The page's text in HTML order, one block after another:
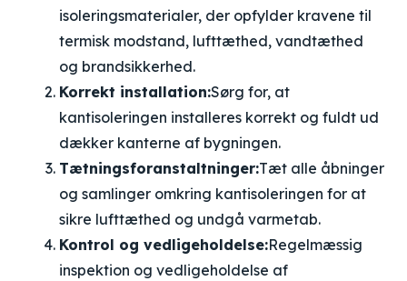
isoleringsmaterialer, der opfylder kravene til
termisk modstand, lufttæthed, vandtæthed
og brandsikkerhed.
Korrekt installation:Sørg for, at
kantisoleringen installeres korrekt og fuldt ud
dækker kanterne af bygningen.
Tætningsforanstaltninger:Tæt alle åbninger
og samlinger omkring kantisoleringen for at
sikre lufttæthed og undgå varmetab.
Kontrol og vedligeholdelse:Regelmæssig
inspektion og vedligeholdelse af